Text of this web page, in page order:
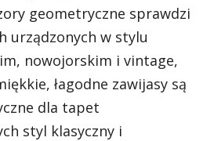
geometryczne sprawdzi
urządzonych w stylu
nowojorskim i vintage,
łagodne zawijasy są
dla tapet
styl klasyczny i